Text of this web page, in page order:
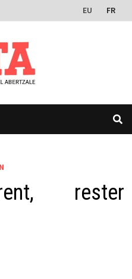
EU FR
rester